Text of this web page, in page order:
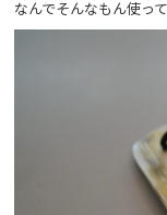
なんでそんなもん使っ